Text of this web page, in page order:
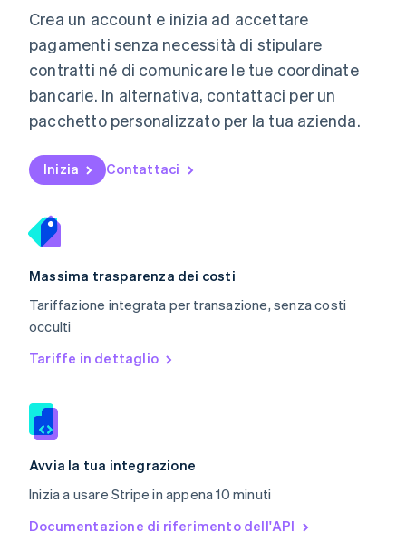
Crea un account e inizia ad accettare
pagamenti senza necessità di stipulare
contratti né di comunicare le tue coordinate
bancarie. In alternativa, contattaci per un
pacchetto personalizzato per la tua azienda.
Inizia Contattaci
Massima trasparenza dei costi
Tariffazione integrata per transazione, senza costi
occulti
Tariffe in dettaglio
Avvia la tua integrazione
Inizia a usare Stripe in appena 10 minuti
Documentazione di riferimento dell'API
EspañolEnglish
Norvegia
English
Nuova Zelanda
English
NederlandsEnglish
English
Portogallo
RAS di Hong Kong, Cina
English
English
English
Romania
English
Slovacchia
Slovenia
English Italiano
EspañolEnglish
English Español 简体中文